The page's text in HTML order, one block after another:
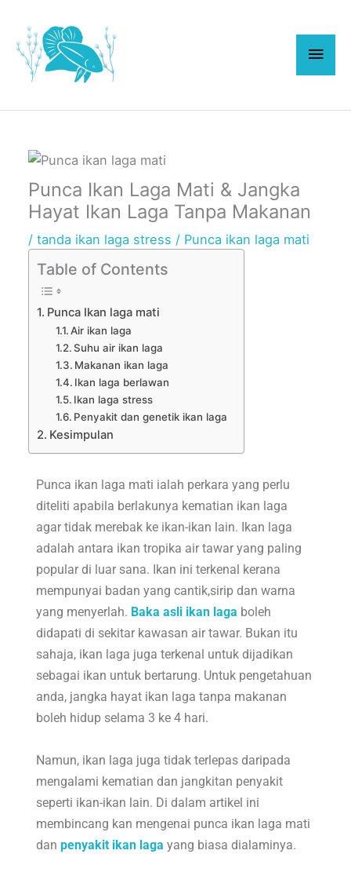
content
Main
Punca Ikan Laga Mati & Jangka
Hayat Ikan Laga Tanpa Makanan
/tanda ikan laga stress / Punca ikan laga mati
Table of Contents
Punca Ikan laga mati
Air ikan laga
Suhu air ikan laga
Makanan ikan laga
Ikan laga berlawan
Ikan laga stress
Penyakit dan genetik ikan laga
Kesimpulan
Punca ikan laga mati ialah perkara yang perlu
diteliti apabila berlakunya kematian ikan laga
agar tidak merebak ke ikan-ikan lain. Ikan laga
adalah antara ikan tropika air tawar yang paling
popular di luar sana. Ikan ini terkenal kerana
mempunyai badan yang cantik,sirip dan warna
yang menyerlah. Baka asli ikan laga boleh
didapati di sekitar kawasan air tawar. Bukan itu
sahaja, ikan laga juga terkenal untuk dijadikan
sebagai ikan untuk bertarung. Untuk pengetahuan
anda, jangka hayat ikan laga tanpa makanan
boleh hidup selama 3 ke 4 hari.
Namun, ikan laga juga tidak terlepas daripada
mengalami kematian dan jangkitan penyakit
seperti ikan-ikan lain. Di dalam artikel ini
membincang kan mengenai punca ikan laga mati
danpenyakit ikan laga yang biasa dialaminya.